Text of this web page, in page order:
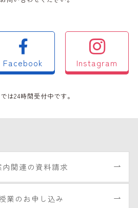
Facebook Instagram
は24時間受付中です。
内関連の資料請求
業のお申し込み